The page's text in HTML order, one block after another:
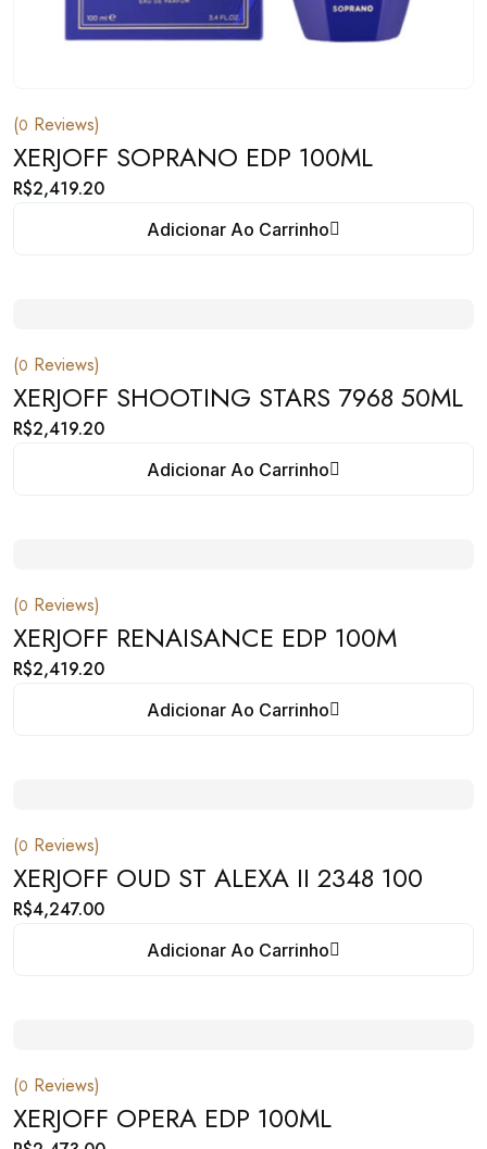
(0 Reviews)
XERJOFF SOPRANO EDP 100ML
R$2,419.20
Adicionar Ao Carrinho
(0 Reviews)
XERJOFF SHOOTING STARS 7968 50ML
R$2,419.20
Adicionar Ao Carrinho
(0 Reviews)
XERJOFF RENAISANCE EDP 100M
R$2,419.20
Adicionar Ao Carrinho
(0 Reviews)
XERJOFF OUD ST ALEXA II 2348 100
R$4,247.00
Adicionar Ao Carrinho
(0 Reviews)
XERJOFF OPERA EDP 100ML